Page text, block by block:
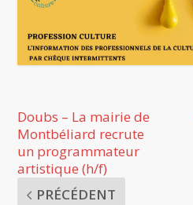
Doubs – La mairie de
Montbéliard recrute
un programmateur
artistique (h/f)
PRÉCÉDENT